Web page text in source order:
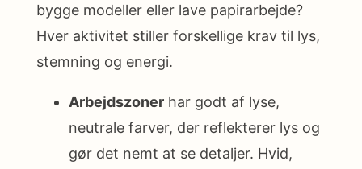
bygge modeller eller lave papirarbejde?
Hver aktivitet stiller forskellige krav til lys,
stemning og energi.
Arbejdszoner har godt af lyse,
neutrale farver, der reflekterer lys og
gør det nemt at se detaljer. Hvid,